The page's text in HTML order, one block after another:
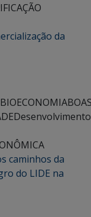
da
BIOECONOMIA
Desenvolvimento
caminhos da
do LIDE na